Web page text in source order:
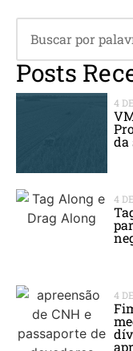
Posts
4
da
4
4